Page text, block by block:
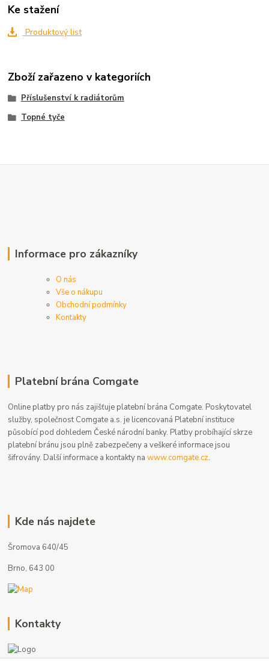
Ke stažení
Produktový list
Zboží zařazeno v kategoriích
Příslušenství k radiátorům
Topné tyče
Informace pro zákazníky
O nás
Vše o nákupu
Obchodní podmínky
Kontakty
Platební brána Comgate
Online platby pro nás zajišťuje platební brána Comgate. Poskytovatel
služby, společnost Comgate a.s. je licencovaná Platební instituce
působící pod dohledem České národní banky. Platby probíhající skrze
platební bránu jsou plně zabezpečeny a veškeré informace jsou
šifrovány. Další informace a kontakty nawww.comgate.cz.
Kde nás najdete
Šromova 640/45
Brno, 643 00
Kontakty